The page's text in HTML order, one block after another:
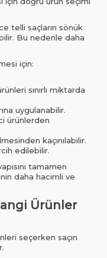
telli saçların sönük
Bu nedenle daha
için:
sınırlı miktarda
uygulanabilir.
ürünlerden
kaçınılabilir.
edilebilir.
tamamen
daha hacimli ve
Ürünler
seçerken saçın